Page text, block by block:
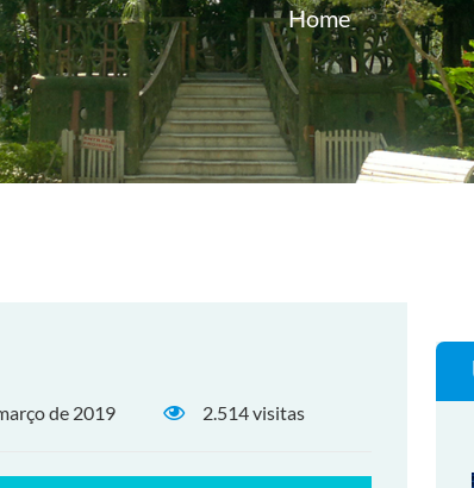
Home
de 2019 2.514 visitas